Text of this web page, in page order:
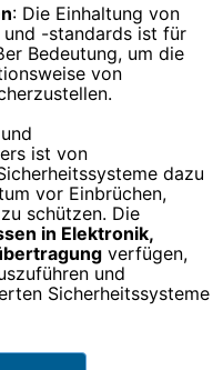
: Die Einhaltung von
-standards ist für
Bedeutung, um die
von
ist von
dazu
vor Einbrüchen,
schützen. Die
in Elektronik,
verfügen,
und
Sicherheitssysteme